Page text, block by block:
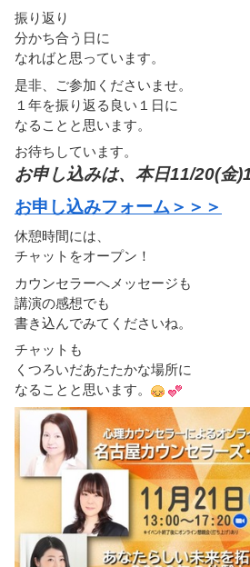
振り返り
分かち合う日に
なればと思っています。
是非、ご参加くださいませ。
１年を振り返る良い１日に
なることと思います。
お待ちしています。
お申し込みは、本日11/20(金
お申し込みフォーム＞＞＞
休憩時間には、
チャットをオープン！
カウンセラーへメッセージも
講演の感想でも
書き込んでみてくださいね。
チャットも
くつろいだあたたかな場所に
なることと思います。